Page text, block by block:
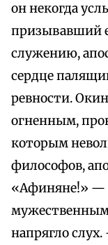
он некогда
призывавший
служению,
сердце
ревности.
огненным,
которым
философов,
«Афиняне!» —
напрягло